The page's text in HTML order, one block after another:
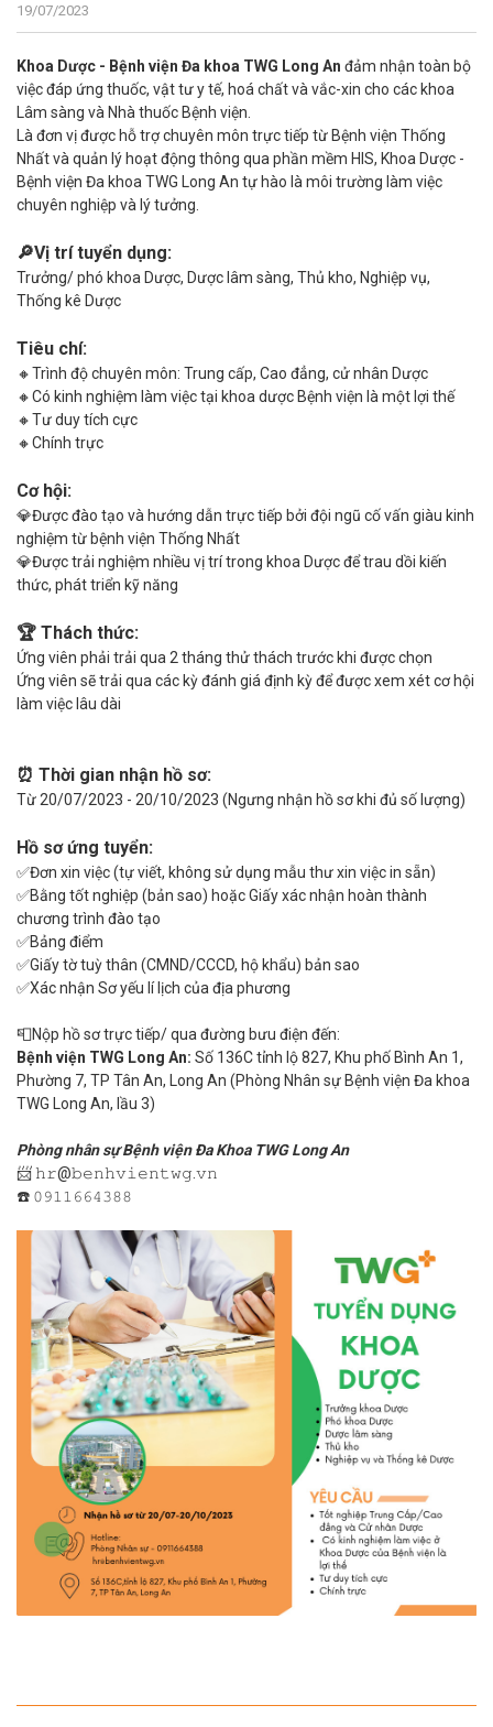
19/07/2023
Khoa Dược - Bệnh viện Đa khoa TWG Long An đảm nhận toàn bộ
việc đáp ứng thuốc, vật tư y tế, hoá chất và vắc-xin cho các khoa
Lâm sàng và Nhà thuốc Bệnh viện.
Là đơn vị được hỗ trợ chuyên môn trực tiếp từ Bệnh viện Thống
Nhất và quản lý hoạt động thông qua phần mềm HIS, Khoa Dược -
Bệnh viện Đa khoa TWG Long An tự hào là môi trường làm việc
chuyên nghiệp và lý tưởng.
🔎Vị trí tuyển dụng:
Trưởng/ phó khoa Dược, Dược lâm sàng, Thủ kho, Nghiệp vụ,
Thống kê Dược
Tiêu chí:
🔸Trình độ chuyên môn: Trung cấp, Cao đẳng, cử nhân Dược
🔸Có kinh nghiệm làm việc tại khoa dược Bệnh viện là một lợi thế
🔸Tư duy tích cực
🔸Chính trực
Cơ hội:
💎Được đào tạo và hướng dẫn trực tiếp bởi đội ngũ cố vấn giàu kinh
nghiệm từ bệnh viện Thống Nhất
💎Được trải nghiệm nhiều vị trí trong khoa Dược để trau dồi kiến
thức, phát triển kỹ năng
🏆 Thách thức:
Ứng viên phải trải qua 2 tháng thử thách trước khi được chọn
Ứng viên sẽ trải qua các kỳ đánh giá định kỳ để được xem xét cơ hội
làm việc lâu dài
⏰ Thời gian nhận hồ sơ:
Từ 20/07/2023 - 20/10/2023 (Ngưng nhận hồ sơ khi đủ số lượng)
Hồ sơ ứng tuyển:
✅Đơn xin việc (tự viết, không sử dụng mẫu thư xin việc in sẵn)
✅Bằng tốt nghiệp (bản sao) hoặc Giấy xác nhận hoàn thành
chương trình đào tạo
✅Bảng điểm
✅Giấy tờ tuỳ thân (CMND/CCCD, hộ khẩu) bản sao
✅Xác nhận Sơ yếu lí lịch của địa phương
📮Nộp hồ sơ trực tiếp/ qua đường bưu điện đến:
Bệnh viện TWG Long An: Số 136C tỉnh lộ 827, Khu phố Bình An 1,
Phường 7, TP Tân An, Long An (Phòng Nhân sự Bệnh viện Đa khoa
TWG Long An, lầu 3)
Phòng nhân sự Bệnh viện Đa Khoa TWG Long An
📨 𝚑𝚛@𝚋𝚎𝚗𝚑𝚟𝚒𝚎𝚗𝚝𝚠𝚐.𝚟𝚗
☎️ 𝟶𝟿𝟷𝟷𝟼𝟼𝟺𝟹𝟾𝟾